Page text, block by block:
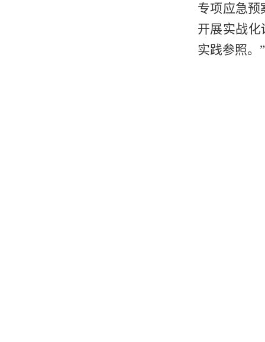
专项应急预
开展实战
实践参照。